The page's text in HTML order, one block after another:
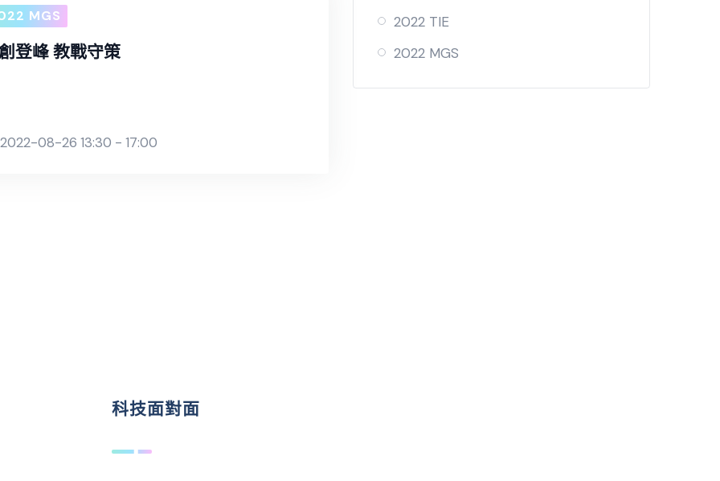
MGS
登峰 教戰守策
2022-08-26 13:30 - 17:00
2022 TIE
2022 MGS
科技面對面